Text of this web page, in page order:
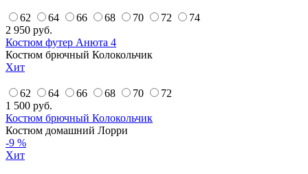
62 64 66 68 70 72
74
2 950 руб.
Костюм футер Анюта 4
Костюм брючный Колокольчик
Хит
62 64 66 68 70
72
1 500 руб.
Костюм брючный Колокольчик
Костюм домашний Лорри
-9 %
Хит